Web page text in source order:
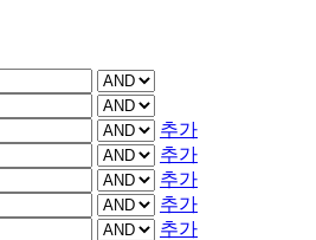
추가
추가
추가
추가
추가